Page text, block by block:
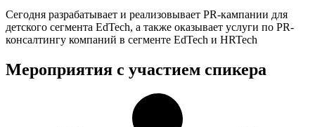
Сегодня разрабатывает и реализовывает PR-кампании для
детского сегмента EdTech, а также оказывает услуги по PR-
консалтингу компаний в сегменте EdTech и HRTech
Мероприятия с участием спикера